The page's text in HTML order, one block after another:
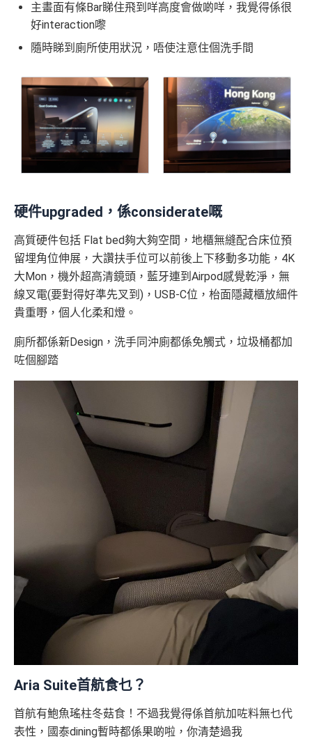
主畫面有條Bar睇住飛到咩高度會做啲咩，我覺得係很
好interaction嚟
隨時睇到廁所使用狀況，唔使注意住個洗手間
硬件upgraded，係considerate嘅
高質硬件包括 Flat bed夠大夠空間，地櫃無縫配合床位預
留埋角位伸展，大讚扶手位可以前後上下移動多功能，4K
大Mon，機外超高清鏡頭，藍牙連到Airpod感覺乾淨，無
線叉電(要對得好準先叉到)，USB-C位，枱面隱藏櫃放細件
貴重嘢，個人化柔和燈。
廁所都係新Design，洗手同沖廁都係免觸式，垃圾桶都加
咗個腳踏
Aria Suite首航食乜？
首航有鮑魚瑤柱冬菇食！不過我覺得係首航加咗料無乜代
表性，國泰dining暫時都係果啲啦，你清楚過我